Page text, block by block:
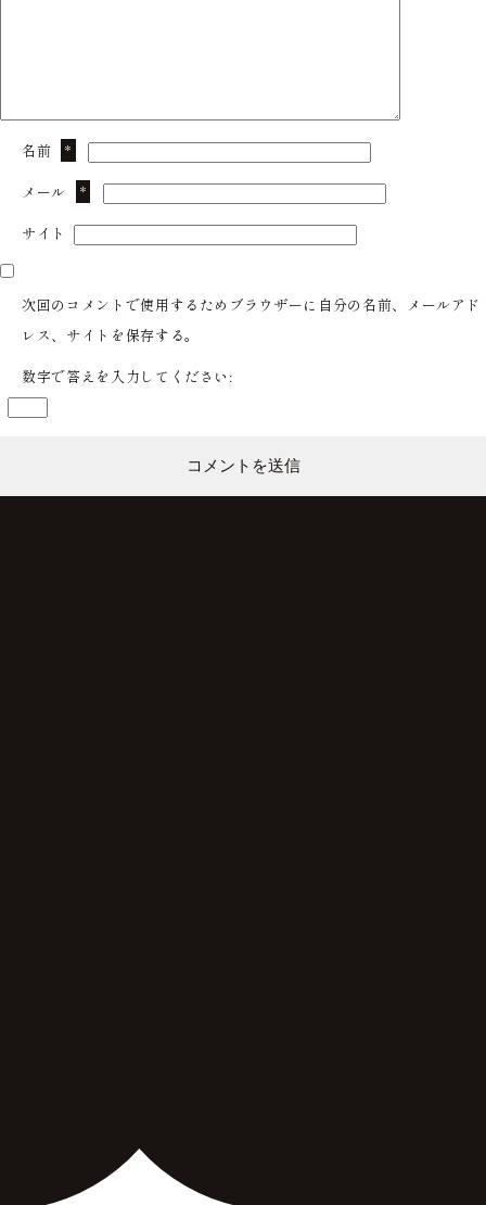
名前 *
メール *
サイト
次回のコメントで使用するためブラウザーに自分の名前、メールアド
レス、サイトを保存する。
数字で答えを入力してください: